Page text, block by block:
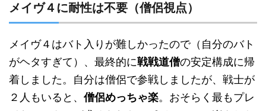
メイヴ４に耐性は不要（僧侶視点）
メイヴ４はバト入りが難しかったので（自分のバト
がヘタすぎて）、最終的に戦戦道僧の安定構成に帰
着しました。自分は僧侶で参戦しましたが、戦士が
２人もいると、僧侶めっちゃ楽。おそらく最もプレ